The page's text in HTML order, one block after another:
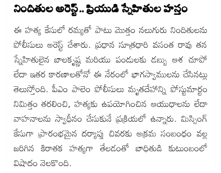
నిందితుల అరెస్ట్.. ప్రియుడి స్నేహితుల హస్తం
ఈ హత్య కేసులో రమ్యతో పాటు మొత్తం నలుగురు నిందితులను
పోలీసులు అరెస్ట్ చేశారు. ప్రధాన సూత్రధారి వసంత రావు తన
స్నేహితులైన బాలకృష్ణ మరియు పండులకు డబ్బు ఆశ చూపో
లేదా ఇతర కారణాలతోనో ఈ నేరంలో భాగస్వాములను చేసినట్లు
తెలుస్తోంది. పీఎం పాలెం పోలీసులు మృతదేహాన్ని పోస్టుమార్టం
నిమిత్తం తరలించి, హత్యకు ఉపయోగించిన ఆయుధాలను లేదా
వాహనాలను స్వాధీనం చేసుకునే ప్రక్రియలో ఉన్నారు. మిస్సింగ్
కేసుగా ప్రారంభమైన దర్యాప్తు చివరకు అక్రమ సంబంధం వల్ల
జరిగిన కిరాతక హత్యగా తేలడంతో బాధితుడి కుటుంబంలో
విషాదం నెలకొంది.